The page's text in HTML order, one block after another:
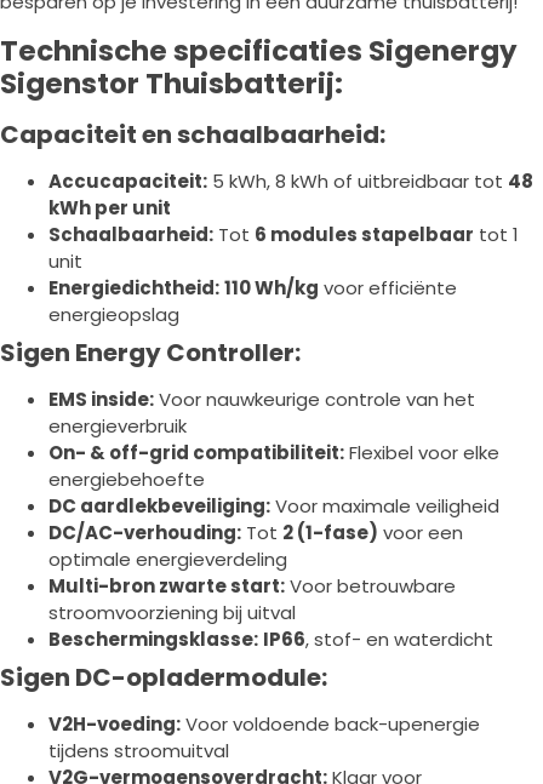
Technische specificaties Sigenergy
Sigenstor Thuisbatterij:
Capaciteit en schaalbaarheid:
Accucapaciteit: 5 kWh, 8 kWh of uitbreidbaar tot 48
kWh per unit
Schaalbaarheid: Tot 6 modules stapelbaar tot 1
unit
Energiedichtheid:110 Wh/kg voor efficiënte
energieopslag
Sigen Energy Controller:
EMS inside:Voor nauwkeurige controle van het
energieverbruik
On- & off-grid compatibiliteit:Flexibel voor elke
energiebehoefte
DC aardlekbeveiliging:Voor maximale veiligheid
DC/AC-verhouding: Tot 2 (1-fase) voor een
optimale energieverdeling
Multi-bron zwarte start:Voor betrouwbare
stroomvoorziening bij uitval
Beschermingsklasse: IP66, stof- en waterdicht
Sigen DC-opladermodule:
V2H-voeding:Voor voldoende back-upenergie
tijdens stroomuitval
V2G-vermogensoverdracht:Klaar voor